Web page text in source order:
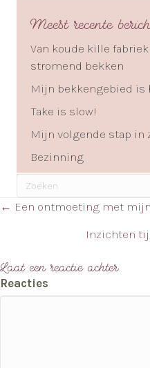
Meest recente
Van koude kille
stromend bekken
Mijn bekkengebied is
Take is slow!
Mijn volgende stap in
Bezinning
Posts
← Een ontmoeting met
Inzichten
Laat een reactie achter
Reacties